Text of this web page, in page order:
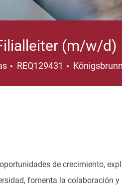
(m/w/d)
REQ129431 Ubicación
de crecimiento,
fomenta la colaboración